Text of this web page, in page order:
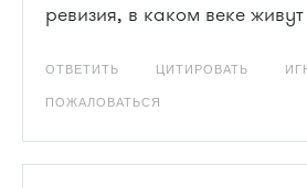
ревизия, в каком веке
ОТВЕТИТЬ ЦИТИРОВАТЬ
ПОЖАЛОВАТЬСЯ